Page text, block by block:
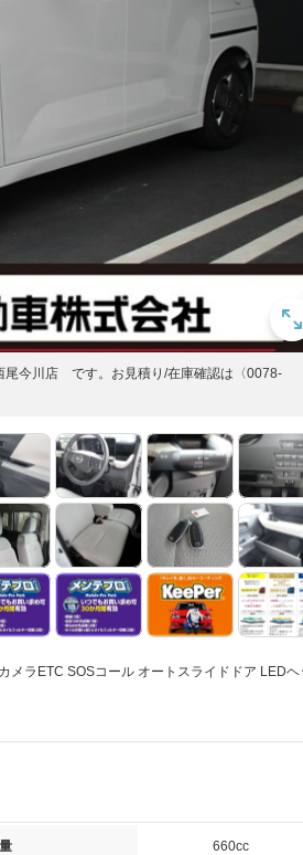
今川店 です。お見積り/在庫確認は〈0078-
ラETC SOSコール オートスライドドア LEDヘ
660cc